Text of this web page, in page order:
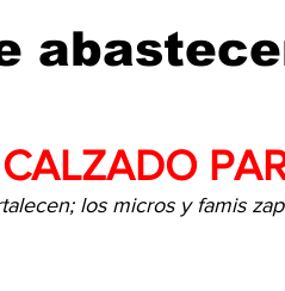
CALZADO
los micros y famis